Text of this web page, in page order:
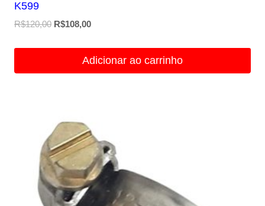
K599
R$120,00 O
R$108,00O
é:
Adicionar ao carrinho